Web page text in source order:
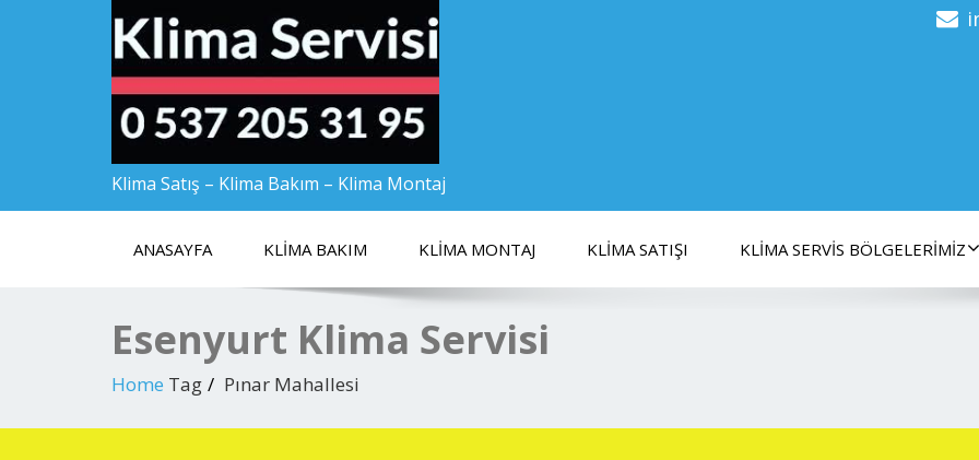
Klima Satış – Klima Bakım – Klima Montaj
ANASAYFA KLIMA BAKIM KLIMA MONTAJ KLIMA SATIŞI KLIMA SERVIS BÖLGELERIMIZ
Esenyurt Klima Servisi
Home Tag Pınar Mahallesi